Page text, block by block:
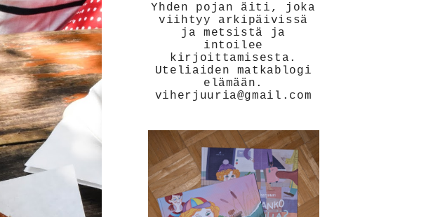
Yhden pojan äiti, joka
viihtyy arkipäivissä
ja metsistä ja
intoilee
kirjoittamisesta.
Uteliaiden matkablogi
elämään.
viherjuuria@gmail.com